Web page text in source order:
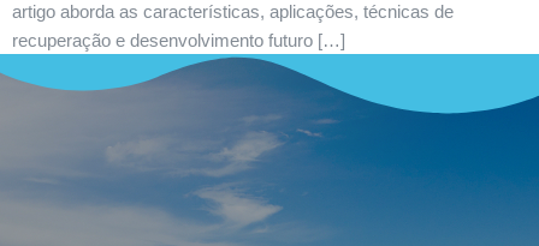
artigo aborda as características, aplicações, técnicas de
recuperação e desenvolvimento futuro […]